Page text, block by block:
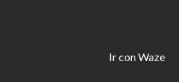
Ir con Waze